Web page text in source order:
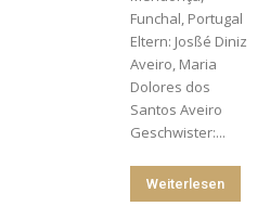
Funchal, Portugal
Eltern: Josßé Diniz
Aveiro, Maria
Dolores dos
Santos Aveiro
Geschwister:...
Weiterlesen